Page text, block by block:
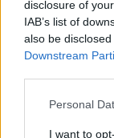
disclosure of
IAB’s list of
also be
Downstream
Please note that
not limited to
Personal
I want to
használható,
annak a jele,
Egyébként ez
mindenki,
tartanak be!
Ne üljünk már
példája ez a